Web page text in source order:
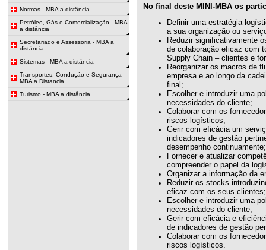
Normas - MBA a distância
Petróleo, Gás e Comercialização - MBA
a distância
Secretariado e Assessoria - MBA a
distância
Sistemas - MBA a distância
Transportes, Condução e Segurança -
MBA a Distancia
Turismo - MBA a distância
No final deste MINI-MBA os
Definir uma estratégia
a sua organização ou
Reduzir significativamente
de colaboração eficaz com
Supply Chain – clientes e
Reorganizar os macros de
empresa e ao longo da
final;
Escolher e introduzir uma
necessidades do cliente;
Colaborar com os
riscos logísticos;
Gerir com eficácia um
indicadores de gestão
desempenho continuamente;
Fornecer e atualizar
compreender o papel da
Organizar a informação da
Reduzir os stocks
eficaz com os seus clientes;
Escolher e introduzir uma
necessidades do cliente;
Gerir com eficácia e
de indicadores de gestão
Colaborar com os
riscos logísticos.